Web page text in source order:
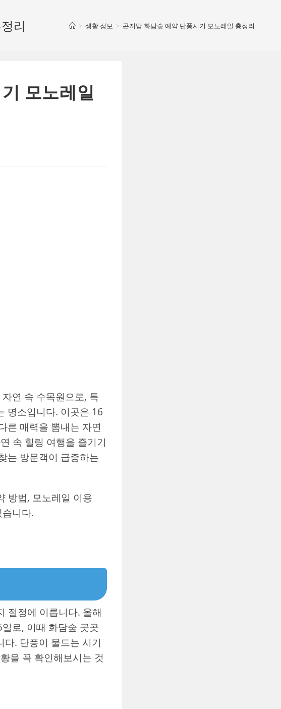
리 > 생활 정보 > 곤지암 화담숲 예약 단풍시기 모노레일 총정리
모노레일
연 속 수목원으로, 특
명소입니다. 이곳은 16
른 매력을 뽐내는 자연
속 힐링 여행을 즐기기
는 방문객이 급증하는
방법, 모노레일 이용
니다.
절정에 이릅니다. 올해
로, 이때 화담숲 곳곳
. 단풍이 물드는 시기
을 꼭 확인해보시는 것